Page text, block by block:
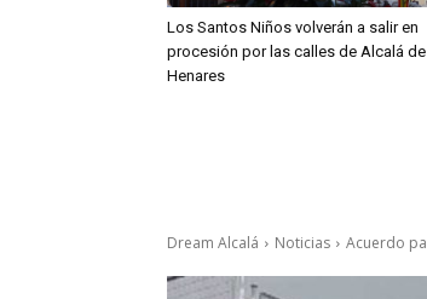
Los Santos Niños volverán a salir en
procesión por las calles de Alcalá de
Henares